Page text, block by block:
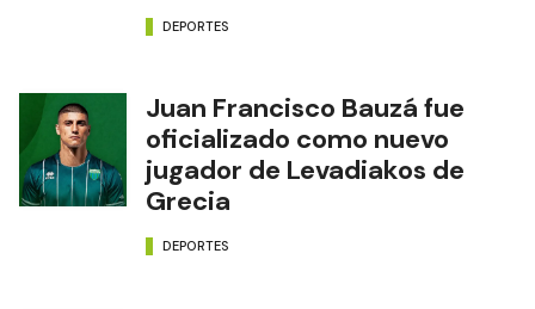
DEPORTES
Juan Francisco Bauzá fue
oficializado como nuevo
jugador de Levadiakos de
Grecia
DEPORTES